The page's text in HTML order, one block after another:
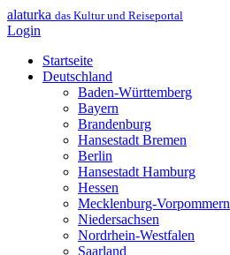
alaturka das Kultur und Reiseportal
Login
Startseite
Deutschland
Baden-Württemberg
Bayern
Brandenburg
Hansestadt Bremen
Berlin
Hansestadt Hamburg
Hessen
Mecklenburg-Vorpommern
Niedersachsen
Nordrhein-Westfalen
Saarland